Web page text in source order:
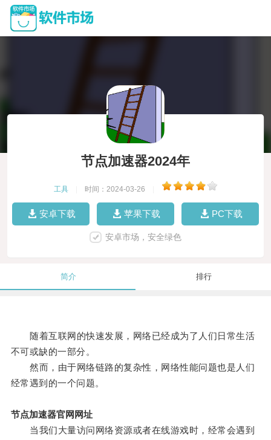
节点加速器2024年
工具 时间：2024-03-26
安卓下载 苹果下载 PC下载
安卓市场，安全绿色
简介 排行
随着互联网的快速发展，网络已经成为了人们日常生活
不可或缺的一部分。
然而，由于网络链路的复杂性，网络性能问题也是人们
经常遇到的一个问题。
节点加速器官网网址
当我们大量访问网络资源或者在线游戏时，经常会遇到